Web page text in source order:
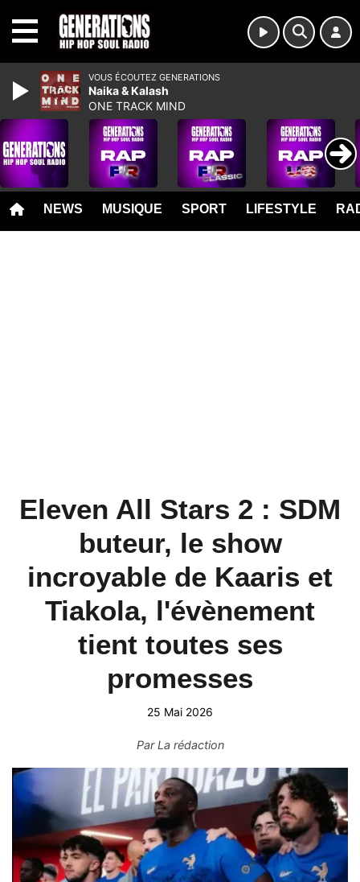
NEWS MUSIQUE SPORT LIFESTYLE
Eleven All Stars 2 : SDM
buteur, le show
incroyable de Kaaris et
Tiakola, l'évènement
tient toutes ses
promesses
25 Mai 2026
ParLa rédaction
VOUS ÉCOUTEZ GENERATIONS
Naika & Kalash
ONE TRACK MIND